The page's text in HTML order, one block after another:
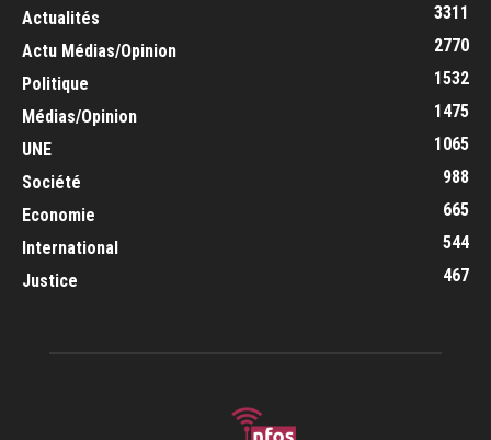
Actualités
3311
Actu Médias/Opinion
2770
Politique
1532
Médias/Opinion
1475
UNE
1065
Société
988
Economie
665
International
544
Justice
467